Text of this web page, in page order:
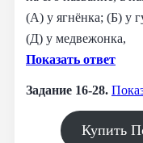
(А) у ягнёнка; (Б) у
(Д) у медвежонка,
Показать ответ
Задание 16-28.
Купить